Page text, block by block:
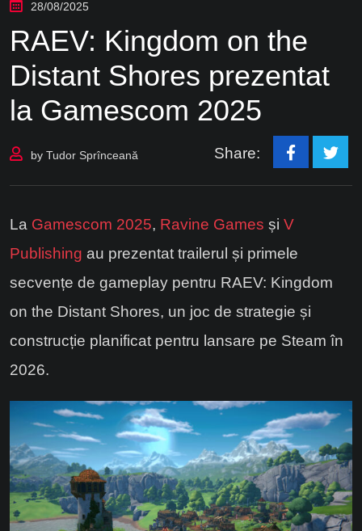
28/08/2025
RAEV: Kingdom on the
Distant Shores prezentat
la Gamescom 2025
by Tudor Sprînceană Share:
La Gamescom 2025, Ravine Games și V
Publishing au prezentat trailerul și primele
secvențe de gameplay pentru RAEV: Kingdom
on the Distant Shores, un joc de strategie și
construcție planificat pentru lansare pe Steam în
2026.